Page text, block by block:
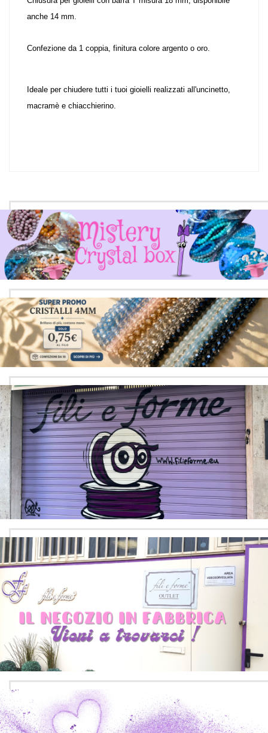
anche 14 mm.
Confezione da 1 coppia, finitura colore argento o oro.
Ideale per chiudere tutti i tuoi gioielli realizzati all'uncinetto,
macramè e chiacchierino.